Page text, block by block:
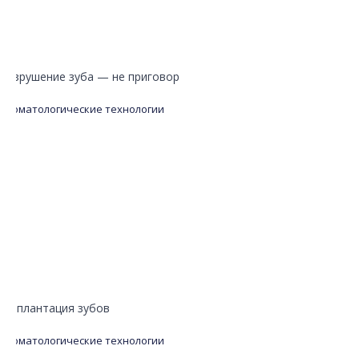
Разрушение зуба — не приговор
Стоматологические технологии
Имплантация зубов
Стоматологические технологии